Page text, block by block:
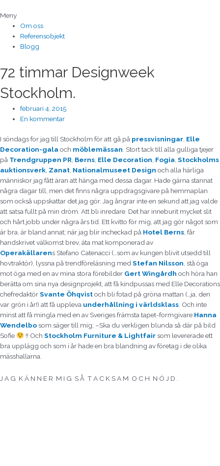
till
innehåll
Meny
Om oss
Referensobjekt
Blogg
72 timmar Designweek
Stockholm.
februari 4, 2015
En kommentar
I söndags for jag till Stockholm för att gå på pressvisningar Elle
Decoration-gala och möblemässan . Stort tack till alla gulliga tjejer
på Trendgruppen PR Berns Elle Decoration Fogia Stockholms
auktionsverk Zanat Nationalmuseet Design och alla härliga
människor jag fått äran att hänga med dessa dagar. Hade gärna stannat
några dagar till, men det finns några uppdragsgivare på hemmaplan
som också uppskattar det jag gör. Jag ångrar inte en sekund att jag valde
att satsa fullt på min dröm. Att bli inredare. Det har inneburit mycket slit
och hårt jobb under några års tid. Ett kvitto för mig, att jag gör något som
är bra, är bland annat; när jag blir incheckad på Hotel Berns , får
handskrivet välkomst brev, äta mat komponerad av
Operakällarens Stefano Catenacci (…som av kungen blivit utsedd till
hovtraktör), lyssna på trendföreläsning med Stefan Nilsson , stå öga
mot öga med en av mina stora förebilder Gert Wingårdh och höra han
berätta om sina nya designprojekt, att få kindpussas med Elle Decorations
chefredaktörSvante Öhqvistoch bli fotad på gröna mattan (…ja, den
var grön i år!) att få uppleva underhållning i världsklass . Och inte
minst att få mingla med en av Sveriges främsta tapet-formgivare Hanna
Wendelbosom säger till mig; –Ska du verkligen blunda så där på bild
Sofie
!! Och Stockholm Furniture & Lightfairsom levererade ett
bra upplägg och som i år hade en bra blandning av företag i de olika
mässhallarna.
J A G K Ä N N E R M I G S Å T A C K S A M O C H N Ö J D .